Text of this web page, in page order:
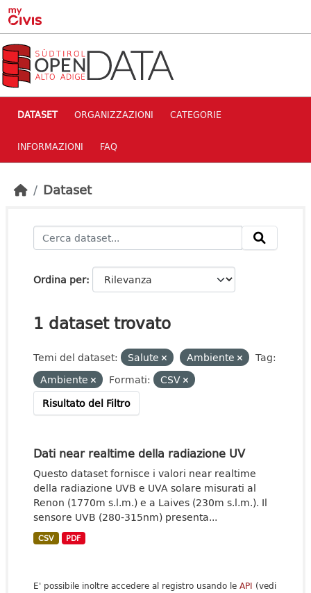
Skip to main content
DATASET ORGANIZZAZIONI CATEGORIE
INFORMAZIONI FAQ
Dataset
Ordina per
1 dataset trovato
Temi del dataset: Salute Ambiente
Tag:
Ambiente
Formati:
CSV
Risultato del Filtro
Dati near realtime della radiazione UV
Questo dataset fornisce i valori near realtime
della radiazione UVB e UVA solare misurati al
Renon (1770m s.l.m.) e a Laives (230m s.l.m.). Il
sensore UVB (280-315nm) presenta...
CSV PDF
E' possibile inoltre accedere al registro usando le API (vedi